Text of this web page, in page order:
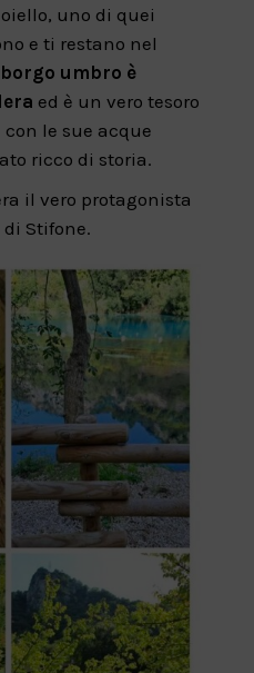
uno di quei
e ti restano nel
umbro è
ed è un vero tesoro
le sue acque
ricco di storia.
il vero protagonista
Stifone.